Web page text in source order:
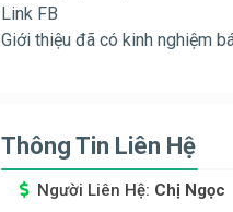
Link FB
Giới thiệu đã có kinh nghiệm
Thông Tin Liên Hệ
Người Liên Hệ: Chị Ngọc